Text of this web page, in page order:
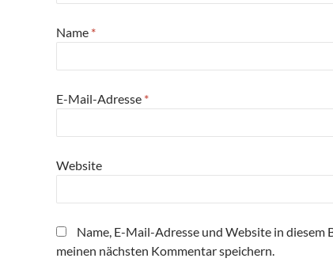
Name *
E-Mail-Adresse *
Website
Name, E-Mail-Adresse und Website in diesem
meinen nächsten Kommentar speichern.